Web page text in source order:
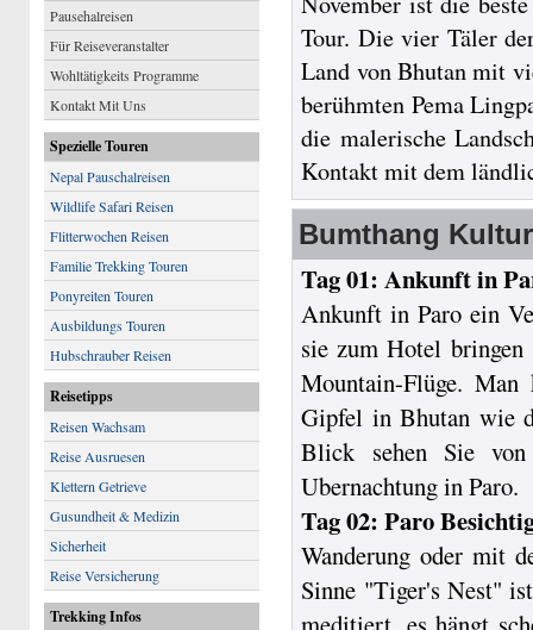
Tour. Die vier Täler
Land von Bhutan mit
berühmten Pema
die malerische
Kontakt mit dem
Bumthang
Tag 01: Ankunft in
Ankunft in Paro ein
sie zum Hotel
Mountain-Flüge. Man
Gipfel in Bhutan wie
Blick sehen Sie
Ubernachtung in Paro.
Tag 02: Paro
Wanderung oder mit
Sinne "Tiger's Nest"
Pausehalreisen
Für Reiseveranstalter
Wohltätigkeits Programme
Kontakt Mit Uns
Spezielle Touren
Nepal Pauschalreisen
Wildlife Safari Reisen
Flitterwochen Reisen
Familie Trekking Touren
Ponyreiten Touren
Ausbildungs Touren
Hubschrauber Reisen
Reisetipps
Reisen Wachsam
Reise Ausruesen
Klettern Getrieve
Gusundheit & Medizin
Sicherheit
Reise Versicherung
Trekking Infos